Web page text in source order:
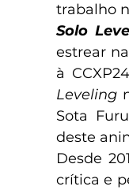
trabalho
Solo
estrear
à
Leveling
Sota
deste
Desde
crítica e